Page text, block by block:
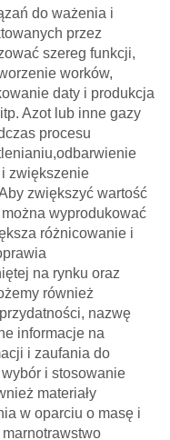
do ważenia i
przez
szereg funkcji,
worków,
daty i produkcja
Azot lub inne gazy
procesu
i zwiększenie
zwiększyć wartość
wyprodukować
różnicowanie i
na rynku oraz
również
nazwę
informacje na
i zaufania do
i stosowanie
materiały
w oparciu o masę i